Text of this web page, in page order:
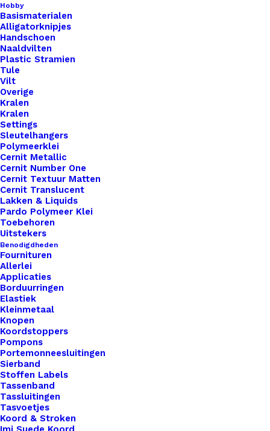
Hobby
Basismaterialen
Alligatorknipjes
Handschoen
Naaldvilten
Plastic Stramien
Tule
Vilt
Overige
Kralen
Kralen
Settings
Sleutelhangers
Polymeerklei
Cernit Metallic
Cernit Number One
Cernit Textuur Matten
Cernit Translucent
Lakken & Liquids
Pardo Polymeer Klei
Toebehoren
Uitstekers
Benodigdheden
Fournituren
Allerlei
Applicaties
Borduurringen
Elastiek
Kleinmetaal
Knopen
Koordstoppers
Pompons
Portemonneesluitingen
Sierband
Stoffen Labels
Tassenband
Tassluitingen
Tasvoetjes
Koord & Stroken
Artikelnummer
Categorie
Overzicht
Nog meer leuks!